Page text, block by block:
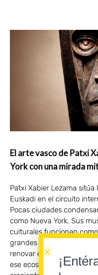
El arte vasco de Patxi
York con una mirada
Patxi Xabier Lezama
Euskadi en el circuito
Pocas ciudades
como Nueva York. Sus
culturales funcionan
grandes figuras
renovar el panorama
ese ecosistema no resulta